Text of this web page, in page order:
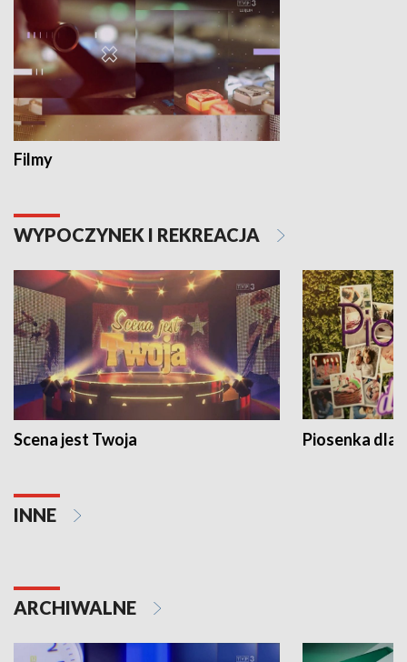
Filmy
WYPOCZYNEK I REKREACJA
Scena jest Twoja Piosenka dla
INNE
ARCHIWALNE